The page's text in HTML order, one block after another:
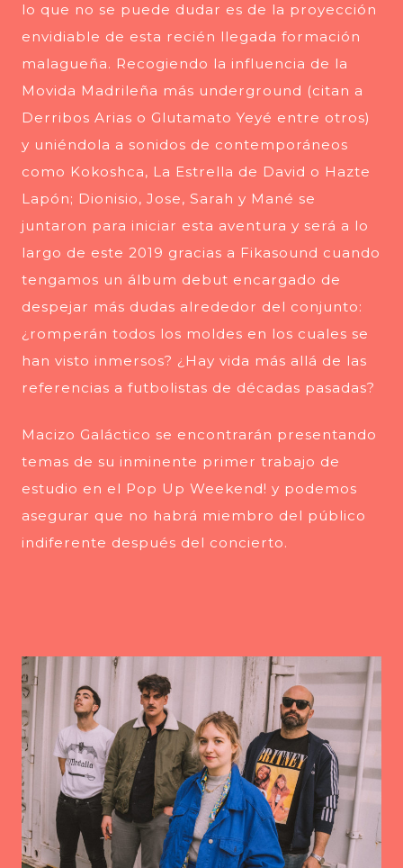
lo que no se puede dudar es de la proyección
envidiable de esta recién llegada formación
malagueña. Recogiendo la influencia de la
Movida Madrileña más underground (citan a
Derribos Arias o Glutamato Yeyé entre otros)
y uniéndola a sonidos de contemporáneos
como Kokoshca, La Estrella de David o Hazte
Lapón; Dionisio, Jose, Sarah y Mané se
juntaron para iniciar esta aventura y será a lo
largo de este 2019 gracias a Fikasound cuando
tengamos un álbum debut encargado de
despejar más dudas alrededor del conjunto:
¿romperán todos los moldes en los cuales se
han visto inmersos? ¿Hay vida más allá de las
referencias a futbolistas de décadas pasadas?
Macizo Galáctico se encontrarán presentando
temas de su inminente primer trabajo de
estudio en el Pop Up Weekend! y podemos
asegurar que no habrá miembro del público
indiferente después del concierto.